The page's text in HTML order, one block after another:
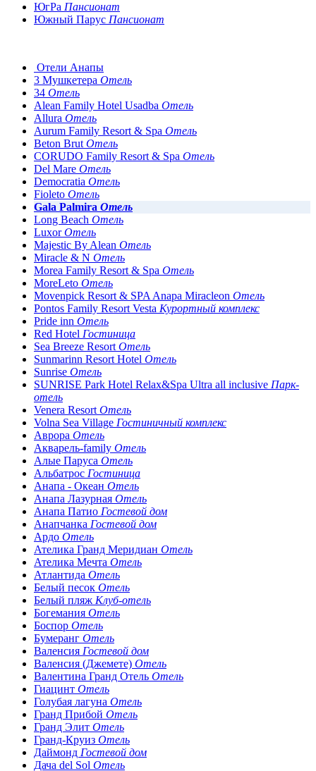
ЮгРа Пансионат
Южный Парус Пансионат
Отели Анапы
3 Мушкетера Отель
34 Отель
Alean Family Hotel Usadba Отель
Allura Отель
Aurum Family Resort & Spa Отель
Beton Brut Отель
CORUDO Family Resort & Spa Отель
Del Mare Отель
Democratia Отель
Fioleto Отель
Gala Palmira Отель
Long Beach Отель
LuxorОтель
Majestic By Alean Отель
Miracle & N Отель
Morea Family Resort & Spa Отель
MoreLeto Отель
Movenpick Resort & SPA Anapa Miracleon Отель
Pontos Family Resort Vesta Курортный комплекс
Pride inn Отель
Red Hotel Гостиница
Sea Breeze Resort Отель
Sunmarinn Resort Hotel Отель
Sunrise Отель
SUNRISE Park Hotel Relax&Spa Ultra all inclusive Парк-
отель
Venera Resort Отель
Volna Sea Village Гостиничный комплекс
Аврора Отель
Акварель-family Отель
Алые Паруса Отель
Альбатрос Гостиница
Анапа - Океан Отель
Анапа Лазурная Отель
Анапа Патио Гостевой дом
Анапчанка Гостевой дом
Ардо Отель
Ателика Гранд Меридиан Отель
Ателика Мечта Отель
Атлантида Отель
Белый песок Отель
Белый пляж Клуб-отель
Богемания Отель
Боспор Отель
Бумеранг Отель
Валенсия Гостевой дом
Валенсия (Джемете) Отель
Валентина Гранд Отель Отель
Гиацинт Отель
Голубая лагуна Отель
Гранд Прибой Отель
Гранд Элит Отель
Гранд-Круиз Отель
Даймонд Гостевой дом
Дача del Sol Отель